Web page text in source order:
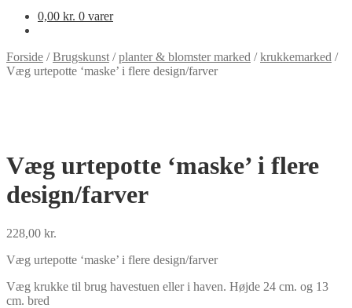
0,00 kr. 0 varer
Forside /Brugskunst /planter & blomster marked /krukkemarked /
Væg urtepotte ‘maske’ i flere design/farver
Væg urtepotte ‘maske’ i flere
design/farver
228,00 kr.
Væg urtepotte ‘maske’ i flere design/farver
Væg krukke til brug havestuen eller i haven. Højde 24 cm. og 13
cm. bred